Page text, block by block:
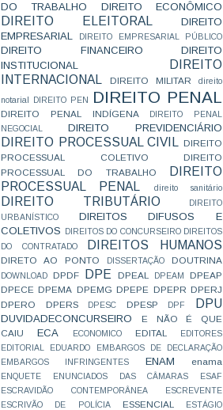
DO TRABALHO
DIREITO ECONÔMICO
DIREITO ELEITORAL
DIREITO
EMPRESARIAL
DIREITO EMPRESARIAL PÚBLICO
DIREITO FINANCEIRO
DIREITO
INSTITUCIONAL
DIREITO
INTERNACIONAL
DIREITO MILITAR direito
notarial DIREITO PEN DIREITO PENAL
DIREITO PENAL INDÍGENA
DIREITO PENAL
NEGOCIAL
DIREITO PREVIDENCIÁRIO
DIREITO PROCESSUAL CIVIL
DIREITO
PROCESSUAL COLETIVO
DIREITO
PROCESSUAL DO TRABALHO
DIREITO
PROCESSUAL PENAL
direito sanitário
DIREITO TRIBUTÁRIO
DIREITO
URBANÍSTICO
DIREITOS DIFUSOS E
COLETIVOS
DIREITOS DO CONCURSEIRO DIREITOS
DO CONTRATADO
DIREITOS HUMANOS
DIRETO AO PONTO DISSERTAÇÃO DOUTRINA
DOWNLOAD DPDF DPE DPEAL DPEAM
DPEAP
DPECE DPEMA DPEMG DPEPE DPEPR DPERJ
DPERO
DPERS DPESC DPESP DPF DPU
DUVIDADECONCURSEIRO
E NÃO É QUE
CAIU
ECA ECONOMICO EDITAL
EDITORES
EDITORIAL
EDUARDO
EMBARGOS DE DECLARAÇÃO
EMBARGOS INFRINGENTES
ENAM enama
ENQUETE ENUNCIADOS DAS CÂMARAS
ESAF
ESCRAVIDÃO CONTEMPORÂNEA
ESCREVENTE
ESCRIVÃO DE POLÍCIA
ESSENCIAL
ESTÁGIO